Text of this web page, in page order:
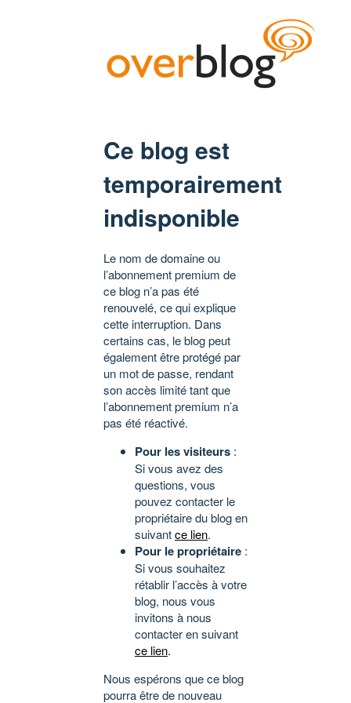
Ce blog est
temporairement
indisponible
Le nom de domaine ou
l’abonnement premium de
ce blog n’a pas été
renouvelé, ce qui explique
cette interruption. Dans
certains cas, le blog peut
également être protégé par
un mot de passe, rendant
son accès limité tant que
l’abonnement premium n’a
pas été réactivé.
Pour les visiteurs :
Si vous avez des
questions, vous
pouvez contacter le
propriétaire du blog en
suivantce lien.
Pour le propriétaire :
Si vous souhaitez
rétablir l’accès à votre
blog, nous vous
invitons à nous
contacter en suivant
ce lien.
Nous espérons que ce blog
pourra être de nouveau